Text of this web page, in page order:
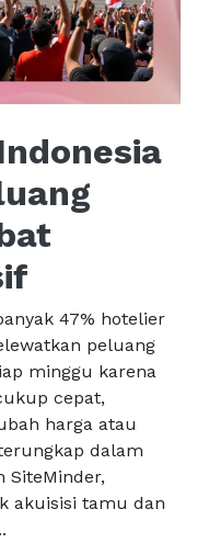
47% hotelier
peluang
minggu karena
cepat,
harga atau
dalam
SiteMinder,
akuisisi tamu dan